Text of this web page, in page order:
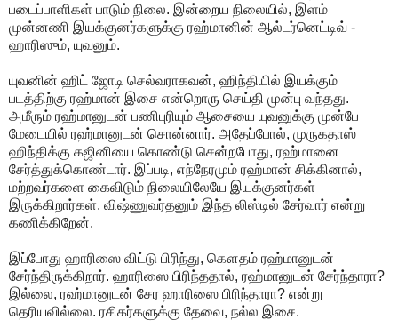
படைப்பாளிகள் பாடும் நிலை. இன்றைய நிலையில், இளம்
முன்னணி இயக்குனர்களுக்கு ரஹ்மானின் ஆல்டர்னெட்டிவ் -
ஹாரிஸும், யுவனும்.
யுவனின் ஹிட் ஜோடி செல்வராகவன், ஹிந்தியில் இயக்கும்
படத்திற்கு ரஹ்மான் இசை என்றொரு செய்தி முன்பு வந்தது.
அமீரும் ரஹ்மானுடன் பணிபுரியும் ஆசையை யுவனுக்கு முன்பே
மேடையில் ரஹ்மானுடன் சொன்னார். அதேப்போல், முருகதாஸ்
ஹிந்திக்கு கஜினியை கொண்டு சென்றபோது, ரஹ்மானை
சேர்த்துக்கொண்டார். இப்படி, எந்நேரமும் ரஹ்மான் சிக்கினால்,
மற்றவர்களை கைவிடும் நிலையிலேயே இயக்குனர்கள்
இருக்கிறார்கள். விஷ்ணுவர்தனும் இந்த லிஸ்டில் சேர்வார் என்று
கணிக்கிறேன்.
இப்போது ஹாரிஸை விட்டு பிரிந்து, கௌதம் ரஹ்மானுடன்
சேர்ந்திருக்கிறார். ஹாரிஸை பிரிந்ததால், ரஹ்மானுடன் சேர்ந்தாரா?
இல்லை, ரஹ்மானுடன் சேர ஹாரிஸை பிரிந்தாரா? என்று
தெரியவில்லை. ரசிகர்களுக்கு தேவை, நல்ல இசை.